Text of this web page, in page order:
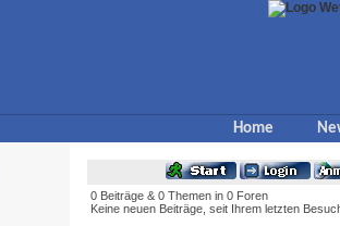
Home
0 Beiträge & 0 Themen in 0 Foren
Keine neuen Beiträge, seit Ihrem letzten